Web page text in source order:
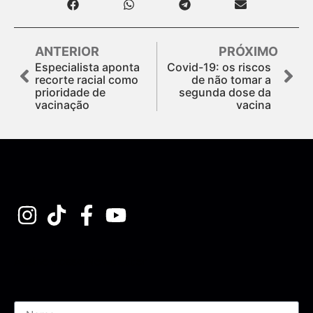
ANTERIOR
Especialista aponta
recorte racial como
prioridade de
vacinação
PRÓXIMO
Covid-19: os riscos
de não tomar a
segunda dose da
vacina